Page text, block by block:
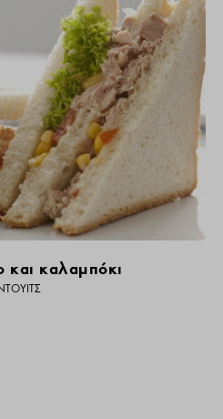
και καλαμπόκι